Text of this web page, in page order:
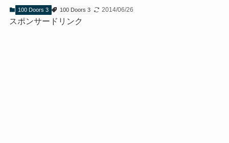
100 Doors 3 100 Doors 3 2014/06/26
スポンサードリンク